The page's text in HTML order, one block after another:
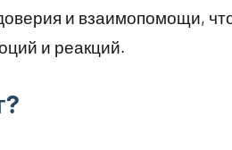
и взаимопомощи,
и реакций.